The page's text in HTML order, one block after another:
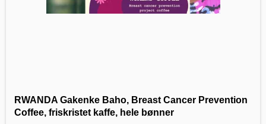
RWANDA Gakenke Baho, Breast Cancer Prevention
Coffee, friskristet kaffe, hele bønner